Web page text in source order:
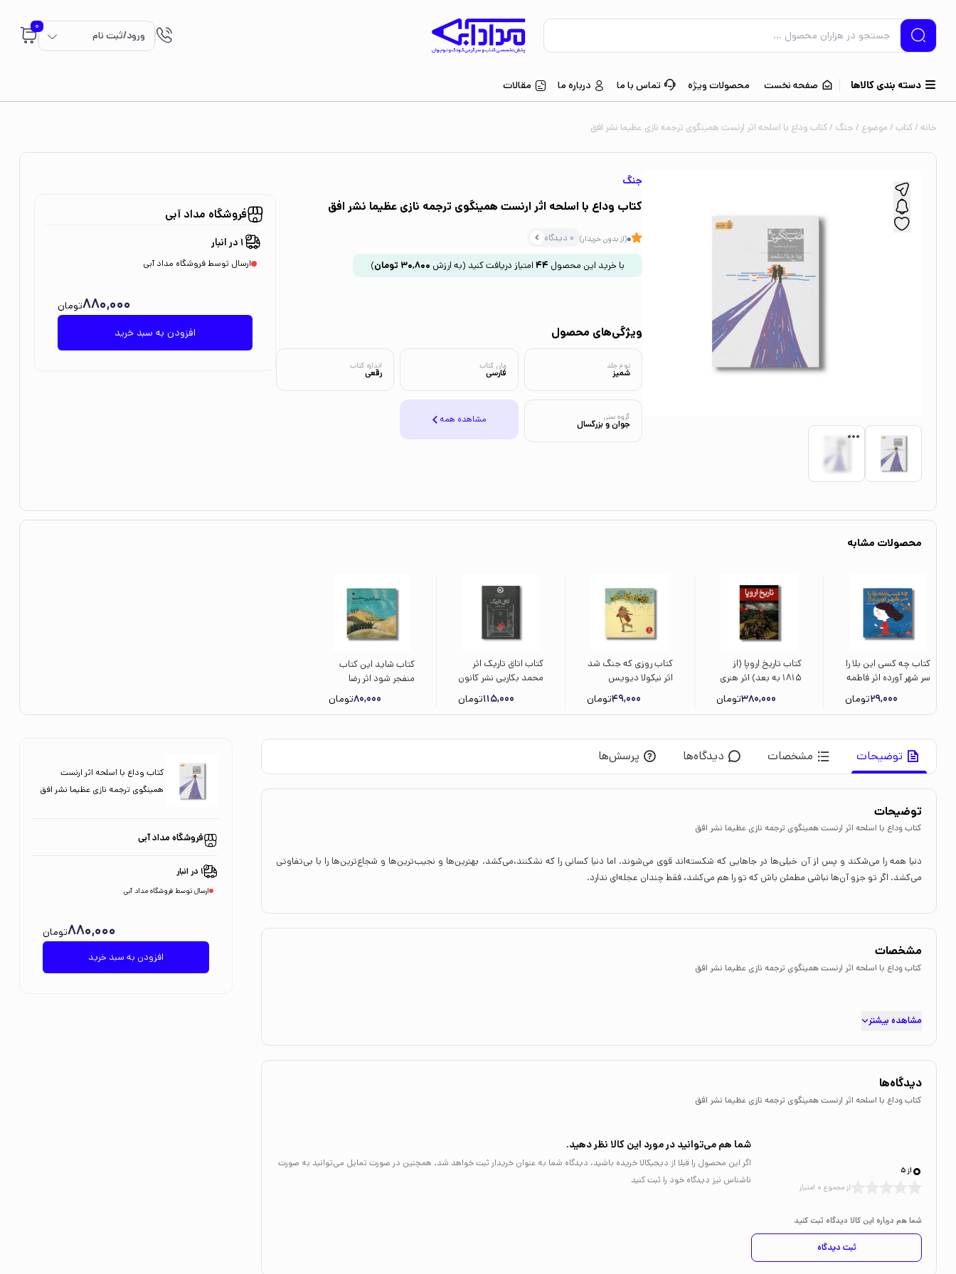
ورود/ثبت نام
0
دسته بندی کالاها صفحه نخست محصولات ویژه تماس با ما درباره ما مقالات
خانه/کتاب/ موضوع / جنگ / کتاب وداع با اسلحه اثر ارنست همینگوی ترجمه نازی عظیما نشر افق
جنگ
کتاب وداع با اسلحه اثر ارنست همینگوی ترجمه نازی عظیما نشر افق
0(از بدون خریدار) 0 دیدگاه
با خرید این محصول 44 امتیاز دریافت کنید (به ارزش 30,800 تومان)
ویژگی‌های محصول
نوع جلد
شمیز
زبان کتاب
فارسی
اندازه کتاب
رقعی
گروه سنی
جوان و بزرگسال مشاهده همه
فروشگاه مداد آبی
1 در انبار
ارسال توسط فروشگاه مداد آبی
افزودن به سبد خرید
880,000تومان
محصولات مشابه
کتاب چه کسی این بلا را
سر شهر آورده اثر فاطمه
فروتن اصفهانی نشر
29,000تومان
کتاب تاریخ اروپا (از
1815 به بعد) اثر هنری
ویلسون لیتل فیلد
ترجمه فریده قره جه
380,000تومان
کتاب روزی که جنگ شد
اثر نیکولا دیویس
ترجمه هایده کروبی
49,000تومان
کتاب اتاق تاریک اثر
محمد بکاریی نشر کانون
پرورش فکری کودکان و
115,000تومان
کتاب شاید این کتاب
منفجر شود اثر رضا
موزونی نشر کانون
پرورش فکری کودکان و
80,000تومان
توضیحات مشخصات دیدگاه‌ها پرسش‌ها
توضیحات
کتاب وداع با اسلحه اثر ارنست همینگوی ترجمه نازی عظیما نشر افق
دنیا همه را می‌شکند و پس از آن خیلی‌ها در جاهایی که شکسته‌اند قوی می‌شوند. اما دنیا کسانی را که نشکنند،‌می‌کشد. بهترین‌ها و نجیب‌ترین‌ها و شجاع‌ترین‌ها را با بی‌تفاوتی
می‌کشد. اگر تو جزو آن‌ها نباشی مطمئن باش که تو را هم می‌کشد، فقط چندان عجله‌ای ندارد.
مشخصات
کتاب وداع با اسلحه اثر ارنست همینگوی ترجمه نازی عظیما نشر افق
مشاهده بیشتر
دیدگاه‌ها
کتاب وداع با اسلحه اثر ارنست همینگوی ترجمه نازی عظیما نشر افق
0 از 5
از مجموع 0 امتیاز
شما هم درباره این کالا دیدگاه ثبت کنید
ثبت دیدگاه
شما هم می‌توانید در مورد این کالا نظر دهید.
اگر این محصول را قبلا از دیجیکالا خریده باشید، دیدگاه شما به عنوان خریدار ثبت خواهد شد. همچنین در صورت تمایل می‌توانید به صورت
ناشناس نیز دیدگاه خود را ثبت کنید
کتاب وداع با اسلحه اثر ارنست
همینگوی ترجمه نازی عظیما نشر افق
فروشگاه مداد آبی
1 در انبار
ارسال توسط فروشگاه مداد آبی
افزودن به سبد خرید
880,000تومان